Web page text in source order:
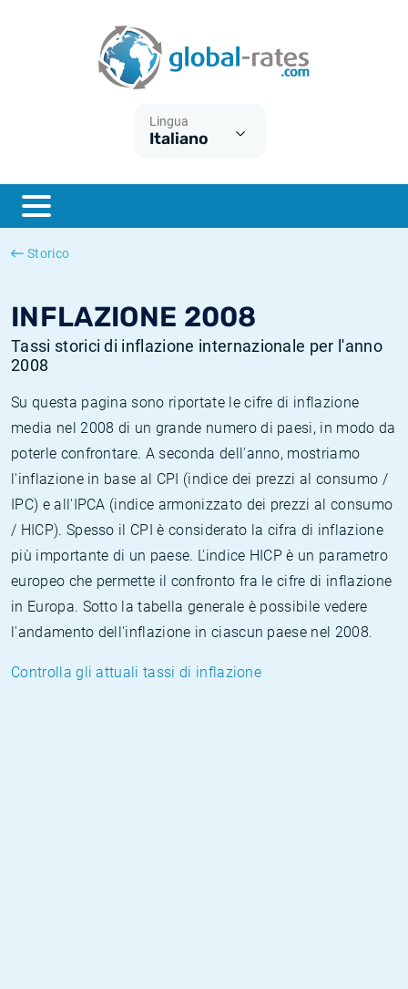
Lingua
Italiano
Storico
INFLAZIONE 2008
Tassi storici di inflazione internazionale per l'anno
2008
Su questa pagina sono riportate le cifre di inflazione
media nel 2008 di un grande numero di paesi, in modo da
poterle confrontare. A seconda dell'anno, mostriamo
l'inflazione in base al CPI (indice dei prezzi al consumo /
IPC) e all'IPCA (indice armonizzato dei prezzi al consumo
/ HICP). Spesso il CPI è considerato la cifra di inflazione
più importante di un paese. L'indice HICP è un parametro
europeo che permette il confronto fra le cifre di inflazione
in Europa. Sotto la tabella generale è possibile vedere
l'andamento dell'inflazione in ciascun paese nel 2008.
Controlla gli attuali tassi di inflazione
ESTER
SONIA
Cos'è l'inflazione CPI?
Cos'è l'inflazione HICP?
Inflazione Italia
Inflazione Stati Uniti
Tassi storici Euribor
Tassi storici di SONIA
Tassi storici di TONAR
Calcolatore dell’inflazione